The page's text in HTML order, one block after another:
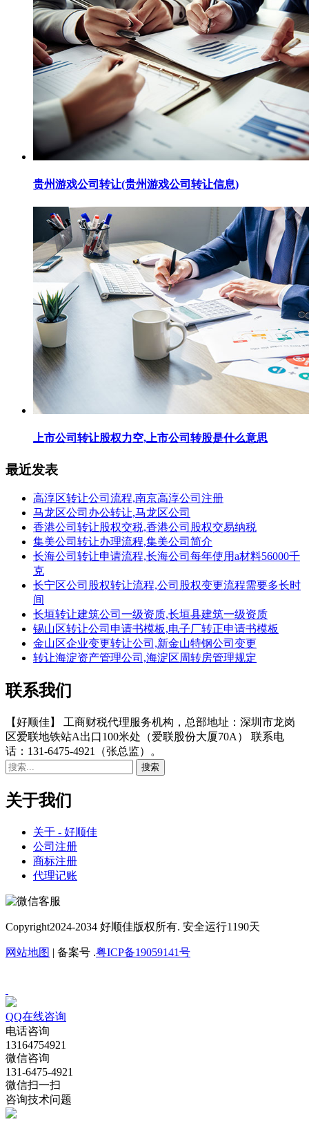
贵州游戏公司转让(贵州游戏公司转让信息)
上市公司转让股权力空,上市公司转股是什么意思
最近发表
高淳区转让公司流程,南京高淳公司注册
马龙区公司办公转让,马龙区公司
香港公司转让股权交税,香港公司股权交易纳税
集美公司转让办理流程,集美公司简介
长海公司转让申请流程,长海公司每年使用a材料56000千
克
长宁区公司股权转让流程,公司股权变更流程需要多长时
间
长垣转让建筑公司一级资质,长垣县建筑一级资质
锡山区转让公司申请书模板,电子厂转正申请书模板
金山区企业变更转让公司,新金山特钢公司变更
转让海淀资产管理公司,海淀区周转房管理规定
联系我们
【好顺佳】 工商财税代理服务机构，总部地址：深圳市龙岗
区爱联地铁站A出口100米处（爱联股份大厦70A） 联系电
话：131-6475-4921（张总监）。
关于我们
关于 - 好顺佳
公司注册
商标注册
代理记账
Copyright2024-2034 好顺佳版权所有. 安全运行1190天
网站地图 | 备案号 .粤ICP备19059141号
QQ在线咨询
电话咨询
13164754921
微信咨询
131-6475-4921
微信扫一扫
咨询技术问题